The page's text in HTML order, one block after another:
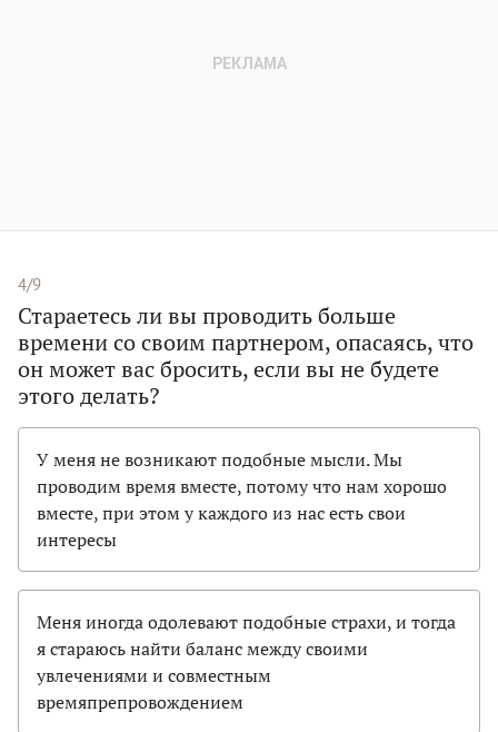
4/9
Стараетесь ли вы проводить больше
времени со своим партнером, опасаясь, что
он может вас бросить, если вы не будете
этого делать?
У меня не возникают подобные мысли. Мы
проводим время вместе, потому что нам хорошо
вместе, при этом у каждого из нас есть свои
интересы
Меня иногда одолевают подобные страхи, и тогда
я стараюсь найти баланс между своими
увлечениями и совместным
времяпрепровождением